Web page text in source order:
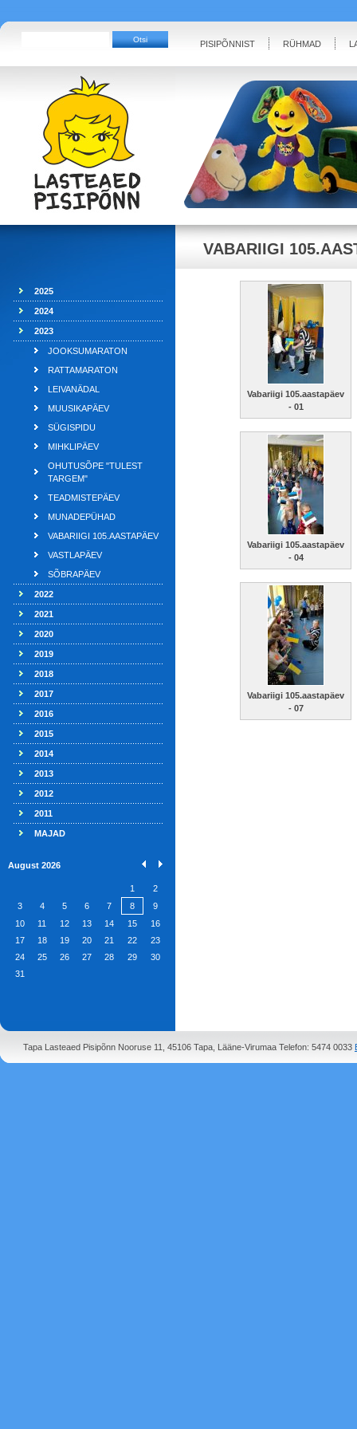
PISIPÕNNIST RÜHMAD
2025
2024
2023
JOOKSUMARATON
RATTAMARATON
LEIVANÄDAL
MUUSIKAPÄEV
SÜGISPIDU
MIHKLIPÄEV
OHUTUSÕPE "TULEST
TARGEM"
TEADMISTEPÄEV
MUNADEPÜHAD
VABARIIGI 105.AASTAPÄEV
VASTLAPÄEV
SÕBRAPÄEV
2022
2021
2020
2019
2018
2017
2016
2015
2014
2013
2012
2011
MAJAD
August 2026
1
2
3
4 5 6 7 8
9
10
11 12 13 14 15
16
17
18 19 20 21 22
23
24
25 26 27 28 29
30
31
VABARIIGI
Vabariigi 105.aastapäev
- 01
Vabariigi 105.aastapäev
- 04
Vabariigi 105.aastapäev
- 07
Tapa Lasteaed Pisipõnn Nooruse 11, 45106 Tapa, Lääne-Virumaa Telefon: 5474 0033